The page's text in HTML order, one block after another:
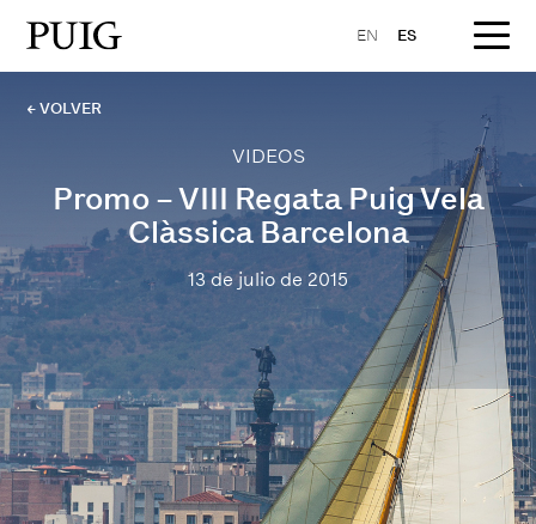
EN ES
← VOLVER
VIDEOS
Promo – VIII Regata Puig Vela
Clàssica Barcelona
13 de julio de 2015